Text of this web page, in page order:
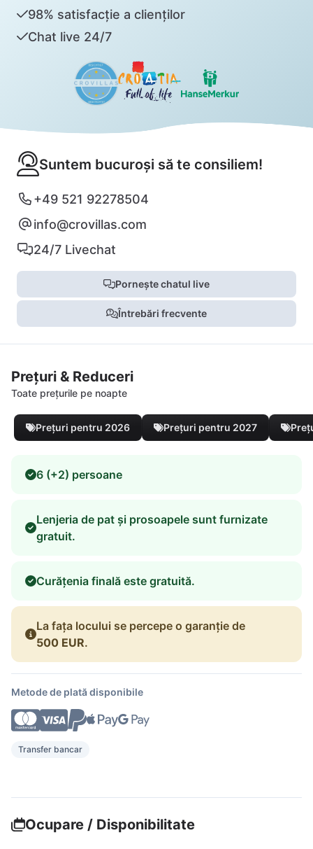
98% satisfacție a clienților
Chat live 24/7
Suntem bucuroși să te consiliem!
+49 521 92278504
info@crovillas.com
24/7 Livechat
Pornește chatul live
Întrebări frecvente
Prețuri & Reduceri
Toate prețurile pe noapte
Prețuri pentru 2026 Prețuri pentru 2027
6 (+2) persoane
Lenjeria de pat și prosoapele sunt furnizate
gratuit.
Curățenia finală este gratuită.
La fața locului se percepe o garanție de
500 EUR.
Metode de plată disponibile
Transfer bancar
Ocupare / Disponibilitate